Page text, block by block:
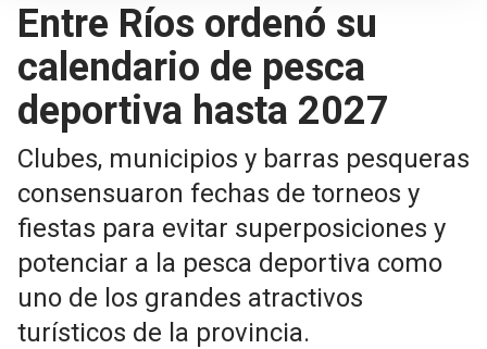
Entre Ríos ordenó su
calendario de pesca
deportiva hasta 2027
Clubes, municipios y barras pesqueras
consensuaron fechas de torneos y
fiestas para evitar superposiciones y
potenciar a la pesca deportiva como
uno de los grandes atractivos
turísticos de la provincia.